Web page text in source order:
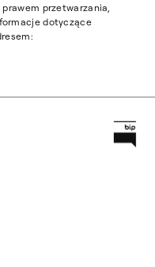
przetwarzania,
dotyczące